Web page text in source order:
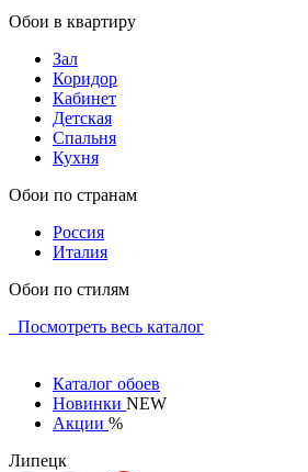
Обои в квартиру
Зал
Коридор
Кабинет
Детская
Спальня
Кухня
Обои по странам
Россия
Италия
Обои по стилям
Посмотреть весь каталог
Каталог обоев
Новинки NEW
Акции %
Липецк